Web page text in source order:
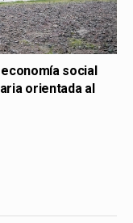
social
orientada al